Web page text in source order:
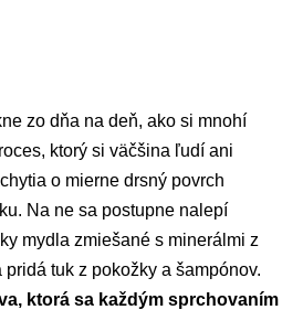
zo dňa na deň, ako si mnohí
ktorý si väčšina ľudí ani
o mierne drsný povrch
Na ne sa postupne nalepí
mydla zmiešané s minerálmi z
tuk z pokožky a šampónov.
ktorá sa každým sprchovaním